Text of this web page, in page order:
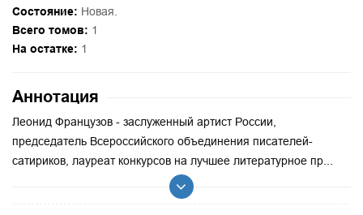
Состояние: Новая.
Всего томов: 1
На остатке: 1
Аннотация
Леонид Французов - заслуженный артист России,
председатель Всероссийского объединения писателей-
сатириков, лауреат конкурсов на лучшее литературное пр...